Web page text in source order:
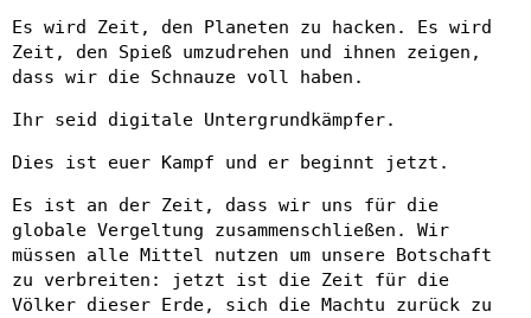
Es wird Zeit, den Planeten zu hacken. Es wird
Zeit, den Spieß umzudrehen und ihnen zeigen,
dass wir die Schnauze voll haben.
Ihr seid digitale Untergrundkämpfer.
Dies ist euer Kampf und er beginnt jetzt.
Es ist an der Zeit, dass wir uns für die
globale Vergeltung zusammenschließen. Wir
müssen alle Mittel nutzen um unsere Botschaft
zu verbreiten: jetzt ist die Zeit für die
Völker dieser Erde, sich die Machtu zurück zu